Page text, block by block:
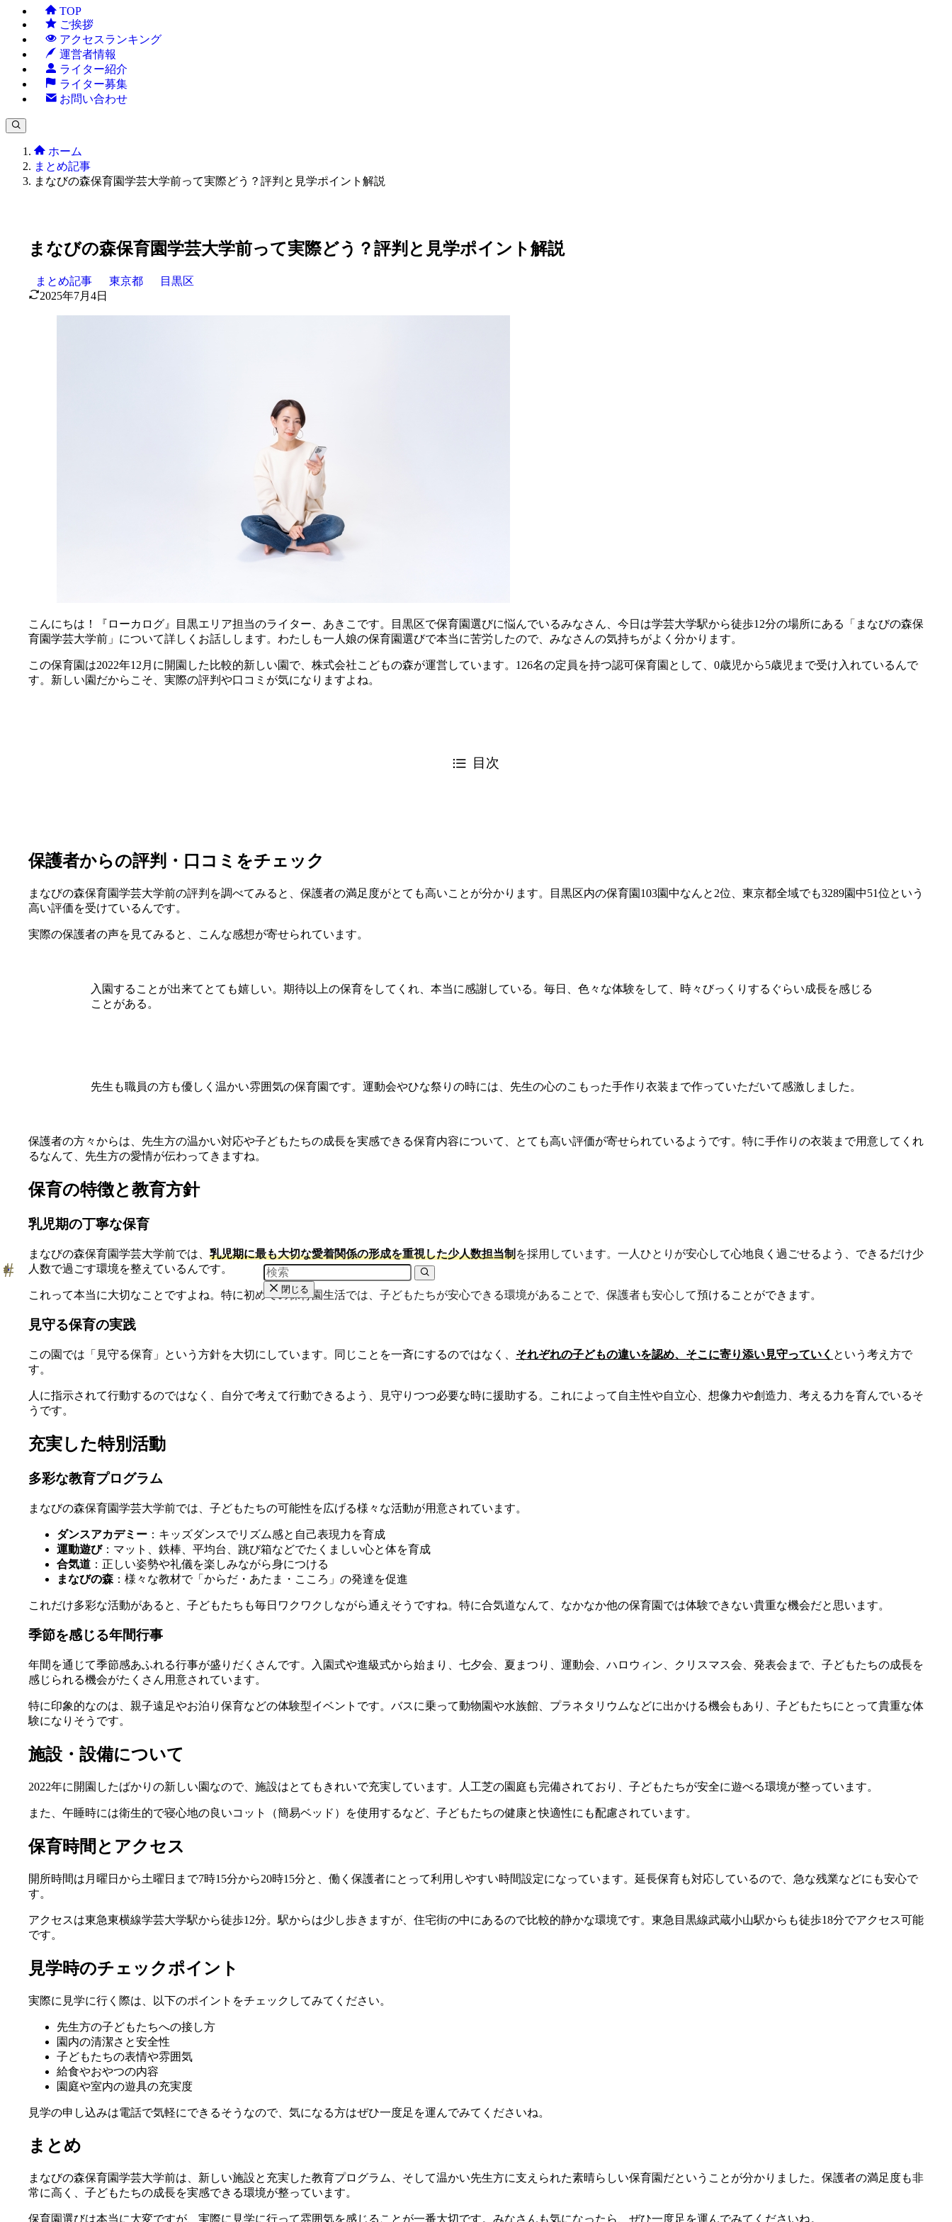
TOP
ご挨拶
アクセスランキング
運営者情報
ライター紹介
ライター募集
お問い合わせ
ホーム
まとめ記事
まなびの森保育園学芸大学前って実際どう？評判と見学ポイント解説
まなびの森保育園学芸大学前って実際どう？評判と見学ポイント解説
まとめ記事 東京都
目黒区
2025年7月4日
こんにちは！『ローカログ』目黒エリア担当のライター、あきこです。目黒区で保育園選びに悩んでいるみなさん、今日は学芸大学駅から徒歩12分の場所にある「まなびの森保
育園学芸大学前」について詳しくお話しします。わたしも一人娘の保育園選びで本当に苦労したので、みなさんの気持ちがよく分かります。
この保育園は2022年12月に開園した比較的新しい園で、株式会社こどもの森が運営しています。126名の定員を持つ認可保育園として、0歳児から5歳児まで受け入れているんで
す。新しい園だからこそ、実際の評判や口コミが気になりますよね。
目次
保護者からの評判・口コミをチェック
まなびの森保育園学芸大学前の評判を調べてみると、保護者の満足度がとても高いことが分かります。目黒区内の保育園103園中なんと2位、東京都全域でも3289園中51位という
高い評価を受けているんです。
実際の保護者の声を見てみると、こんな感想が寄せられています。
入園することが出来てとても嬉しい。期待以上の保育をしてくれ、本当に感謝している。毎日、色々な体験をして、時々びっくりするぐらい成長を感じる
ことがある。
先生も職員の方も優しく温かい雰囲気の保育園です。運動会やひな祭りの時には、先生の心のこもった手作り衣装まで作っていただいて感激しました。
保護者の方々からは、先生方の温かい対応や子どもたちの成長を実感できる保育内容について、とても高い評価が寄せられているようです。特に手作りの衣装まで用意してくれ
るなんて、先生方の愛情が伝わってきますね。
保育の特徴と教育方針
乳児期の丁寧な保育
まなびの森保育園学芸大学前では、 乳児期に最も大切な愛着関係の形成を重視した少人数担当制を採用しています。一人ひとりが安心して心地良く過ごせるよう、できるだけ少
人数で過ごす環境を整えているんです。
これって本当に大切なことですよね。特に初めての保育園生活では、子どもたちが安心できる環境があることで、保護者も安心して預けることができます。
見守る保育の実践
この園では「見守る保育」という方針を大切にしています。同じことを一斉にするのではなく、 それぞれの子どもの違いを認め、そこに寄り添い見守っていく という考え方で
す。
人に指示されて行動するのではなく、自分で考えて行動できるよう、見守りつつ必要な時に援助する。これによって自主性や自立心、想像力や創造力、考える力を育んでいるそ
うです。
充実した特別活動
多彩な教育プログラム
まなびの森保育園学芸大学前では、子どもたちの可能性を広げる様々な活動が用意されています。
ダンスアカデミー ：キッズダンスでリズム感と自己表現力を育成
運動遊び：マット、鉄棒、平均台、跳び箱などでたくましい心と体を育成
合気道 ：正しい姿勢や礼儀を楽しみながら身につける
まなびの森 ：様々な教材で「からだ・あたま・こころ」の発達を促進
これだけ多彩な活動があると、子どもたちも毎日ワクワクしながら通えそうですね。特に合気道なんて、なかなか他の保育園では体験できない貴重な機会だと思います。
季節を感じる年間行事
年間を通じて季節感あふれる行事が盛りだくさんです。入園式や進級式から始まり、七夕会、夏まつり、運動会、ハロウィン、クリスマス会、発表会まで、子どもたちの成長を
感じられる機会がたくさん用意されています。
特に印象的なのは、親子遠足やお泊り保育などの体験型イベントです。バスに乗って動物園や水族館、プラネタリウムなどに出かける機会もあり、子どもたちにとって貴重な体
験になりそうです。
施設・設備について
2022年に開園したばかりの新しい園なので、施設はとてもきれいで充実しています。人工芝の園庭も完備されており、子どもたちが安全に遊べる環境が整っています。
また、午睡時には衛生的で寝心地の良いコット（簡易ベッド）を使用するなど、子どもたちの健康と快適性にも配慮されています。
保育時間とアクセス
開所時間は月曜日から土曜日まで7時15分から20時15分と、働く保護者にとって利用しやすい時間設定になっています。延長保育も対応しているので、急な残業などにも安心で
す。
アクセスは東急東横線学芸大学駅から徒歩12分。駅からは少し歩きますが、住宅街の中にあるので比較的静かな環境です。東急目黒線武蔵小山駅からも徒歩18分でアクセス可能
です。
見学時のチェックポイント
実際に見学に行く際は、以下のポイントをチェックしてみてください。
先生方の子どもたちへの接し方
園内の清潔さと安全性
子どもたちの表情や雰囲気
給食やおやつの内容
園庭や室内の遊具の充実度
見学の申し込みは電話で気軽にできるそうなので、気になる方はぜひ一度足を運んでみてくださいね。
まとめ
まなびの森保育園学芸大学前は、新しい施設と充実した教育プログラム、そして温かい先生方に支えられた素晴らしい保育園だということが分かりました。保護者の満足度も非
常に高く、子どもたちの成長を実感できる環境が整っています。
保育園選びは本当に大変ですが、実際に見学に行って雰囲気を感じることが一番大切です。みなさんも気になったら、ぜひ一度足を運んでみてくださいね。
閉じる